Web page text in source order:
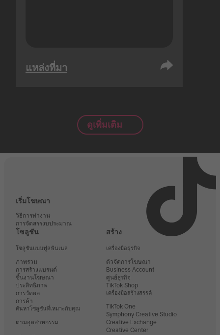
แหล่งที่มา
ดูเพิ่มเติม
เริ่มโฆษณา
วิธีการทำงาน
การจัดสรรงบประมาณ
โซลูชัน
โซลูชันแบบฟูลฟันเนล
ภาพรวม
การสร้างแบรนด์
ชิ้นงานโฆษณา
ประสิทธิภาพ
การวัดผล
การค้า
ค้นหาโซลูชันที่เหมาะกับคุณ
ตามอุตสาหกรรม
สร้าง
เครื่องมือธุรกิจ
ตัวจัดการโฆษณา
Business Account
ศูนย์ธุรกิจ
TikTok Shop
เครื่องมือสร้างสรรค์
TikTok One
Symphony Creative Studio
Creative Exchange
Creative Center